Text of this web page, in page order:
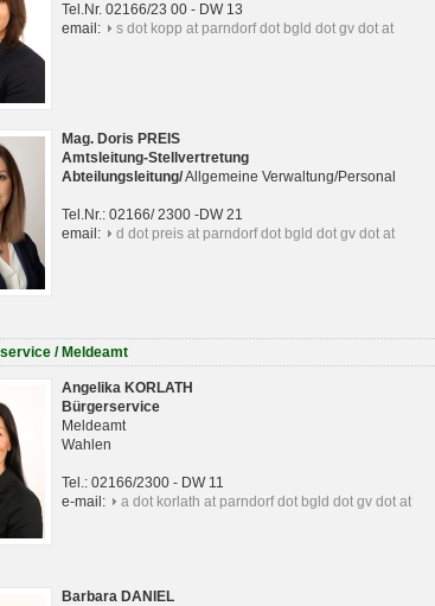
Tel.Nr. 02166/23 00 - DW 13
email:
s dot kopp at parndorf dot bgld dot gv dot at
Mag. Doris PREIS
Amtsleitung-Stellvertretung
Abteilungsleitung/Allgemeine Verwaltung/Personal
Tel.Nr.: 02166/ 2300 -DW 21
email:
d dot preis at parndorf dot bgld dot gv dot at
/ Meldeamt
Angelika KORLATH
Bürgerservice
Meldeamt
Wahlen
Tel.: 02166/2300 - DW 11
e-mail:
a dot korlath at parndorf dot bgld dot gv dot at
Barbara DANIEL